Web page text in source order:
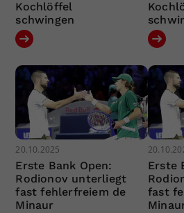
Kochlöffel
schwingen
20.10.2025
Erste Bank Open:
Rodionov unterliegt
fast fehlerfreiem de
Minaur
Erste
fast